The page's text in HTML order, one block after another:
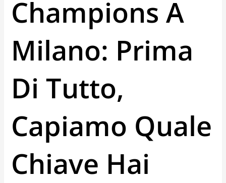
Champions A
Milano: Prima
Di Tutto,
Capiamo Quale
Chiave Hai